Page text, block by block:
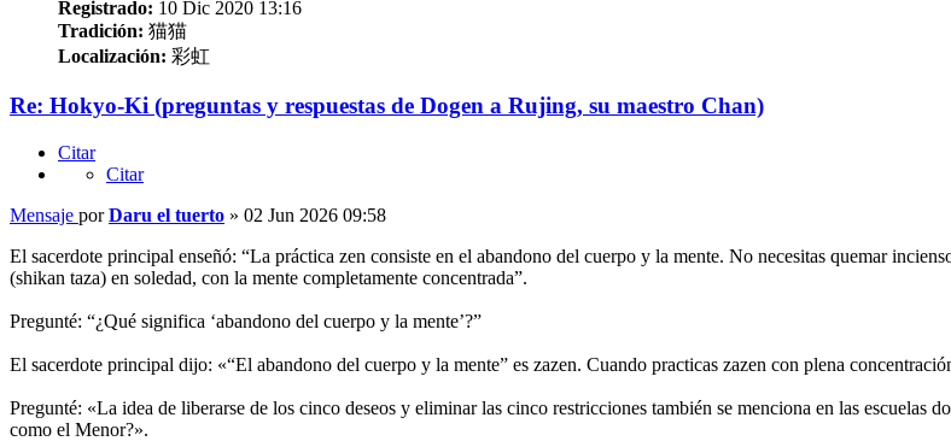
Registrado: 10 Dic 2020 13:16
Tradición: 猫猫
Localización: 彩虹
Re: Hokyo-Ki (preguntas y respuestas de Dogen a Rujing, su maestro Chan)
Citar
Citar
Mensaje porDaru el tuerto » 02 Jun 2026 09:58
El sacerdote principal enseñó: “La práctica zen consiste en el abandono del cuerpo y la mente. No necesitas quemar
(shikan taza) en soledad, con la mente completamente concentrada”.
Pregunté: “¿Qué significa ‘abandono del cuerpo y la mente’?”
El sacerdote principal dijo: «“El abandono del cuerpo y la mente” es zazen. Cuando practicas zazen con plena
Pregunté: «La idea de liberarse de los cinco deseos y eliminar las cinco restricciones también se menciona en las
como el Menor?».